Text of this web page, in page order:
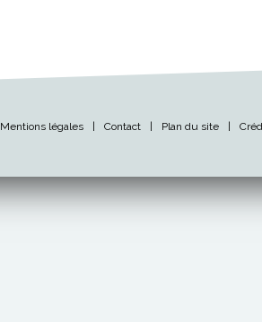
Mentions légales Contact Plan du site